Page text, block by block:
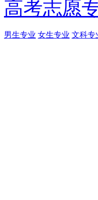
高考志愿
男生专业 女生专业 文科专